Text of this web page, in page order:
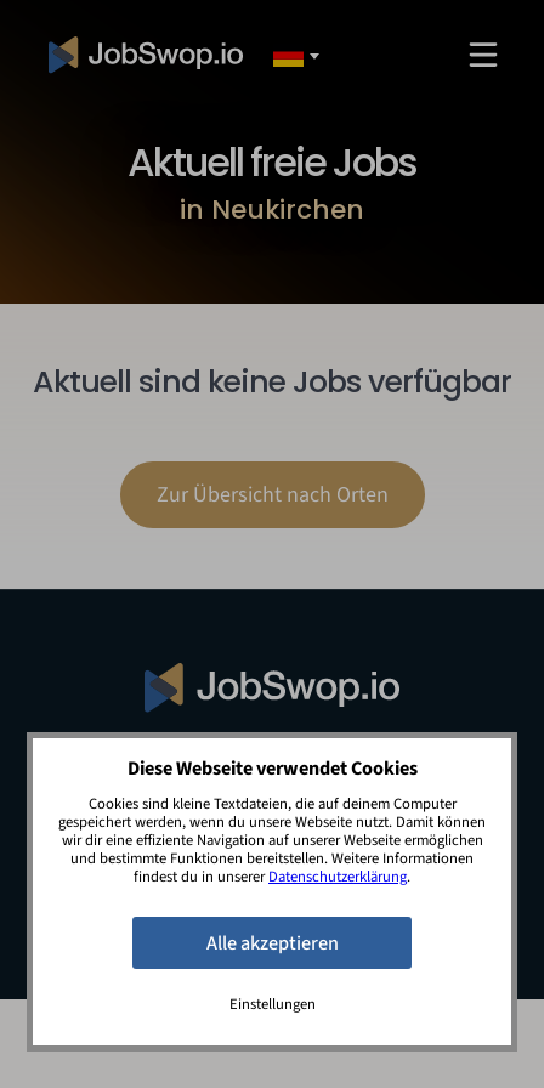
Aktuell freie Jobs
in Neukirchen
Aktuell sind keine Jobs verfügbar
Zur Übersicht nach Orten
© 2026 JobSwop.io · All rights reserved.
Blog Jobs Newsletter
Kontakt
Preise
Impressum Datenschutz
Diese Webseite verwendet Cookies
Cookies sind kleine Textdateien, die auf deinem Computer
gespeichert werden, wenn du unsere Webseite nutzt. Damit können
wir dir eine effiziente Navigation auf unserer Webseite ermöglichen
und bestimmte Funktionen bereitstellen. Weitere Informationen
findest du in unsererDatenschutzerklärung.
Einstellungen